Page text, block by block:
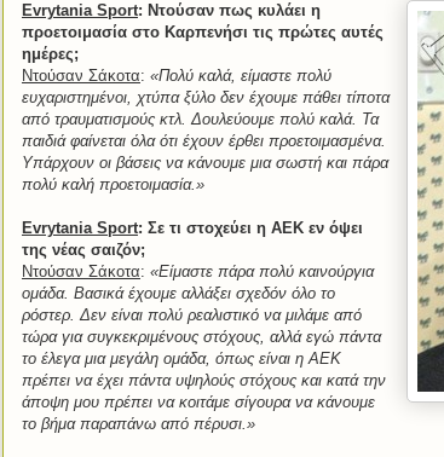
Evrytania Sport: Ντούσαν πως κυλάει η
προετοιμασία στο Καρπενήσι τις πρώτες αυτές
ημέρες;
Ντούσαν Σάκοτα: «Πολύ καλά, είμαστε πολύ
ευχαριστημένοι, χτύπα ξύλο δεν έχουμε πάθει τίποτα
από τραυματισμούς κτλ. Δουλεύουμε πολύ καλά. Τα
παιδιά φαίνεται όλα ότι έχουν έρθει προετοιμασμένα.
Υπάρχουν οι βάσεις να κάνουμε μια σωστή και πάρα
πολύ καλή προετοιμασία.»
Evrytania Sport: Σε τι στοχεύει η ΑΕΚ εν όψει
της νέας σαιζόν;
Ντούσαν Σάκοτα: «Είμαστε πάρα πολύ καινούργια
ομάδα. Βασικά έχουμε αλλάξει σχεδόν όλο το
ρόστερ. Δεν είναι πολύ ρεαλιστικό να μιλάμε από
τώρα για συγκεκριμένους στόχους, αλλά εγώ πάντα
το έλεγα μια μεγάλη ομάδα, όπως είναι η ΑΕΚ
πρέπει να έχει πάντα υψηλούς στόχους και κατά την
άποψη μου πρέπει να κοιτάμε σίγουρα να κάνουμε
το βήμα παραπάνω από πέρυσι.»